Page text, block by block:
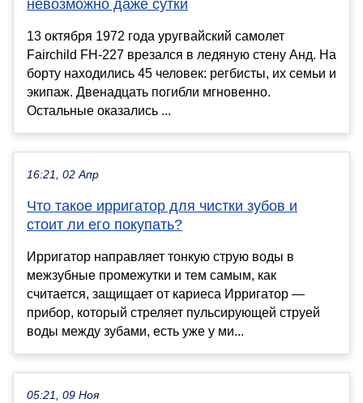
невозможно даже сутки
13 октября 1972 года уругвайский самолет
Fairchild FH-227 врезался в ледяную стену Анд. На
борту находились 45 человек: регбисты, их семьи и
экипаж. Двенадцать погибли мгновенно.
Остальные оказались ...
16:21, 02 Апр
Что такое ирригатор для чистки зубов и
стоит ли его покупать?
Ирригатор направляет тонкую струю воды в
межзубные промежутки и тем самым, как
считается, защищает от кариеса Ирригатор —
прибор, который стреляет пульсирующей струей
воды между зубами, есть уже у ми...
05:21, 09 Ноя